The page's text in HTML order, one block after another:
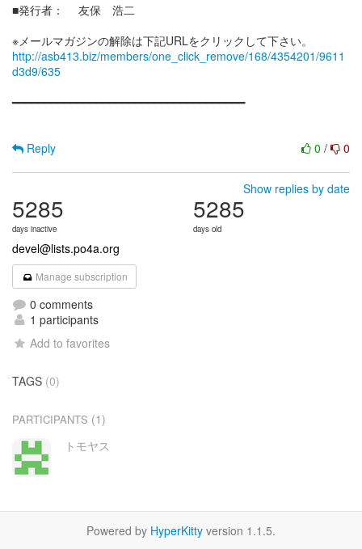
■発行者： 友保 浩二
http://asb413.biz/members/one_click_remove/168/4354201/9611
d3d9/635
━━━━━━━━━━━━━━━━━━━━━━━━━━━━━━━━━━━━
0 / 0
Reply
Show replies by date
5285
days inactive
5285
days old
devel@lists.po4a.org
Manage subscription
0 comments
1 participants
Add to favorites
TAGS (0)
PARTICIPANTS (1)
トモヤス
Powered by HyperKitty version 1.1.5.